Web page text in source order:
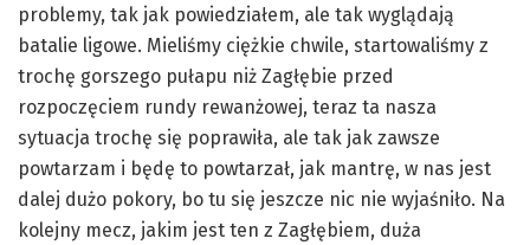
problemy, tak jak powiedziałem, ale tak wyglądają
batalie ligowe. Mieliśmy ciężkie chwile, startowaliśmy z
trochę gorszego pułapu niż Zagłębie przed
rozpoczęciem rundy rewanżowej, teraz ta nasza
sytuacja trochę się poprawiła, ale tak jak zawsze
powtarzam i będę to powtarzał, jak mantrę, w nas jest
dalej dużo pokory, bo tu się jeszcze nic nie wyjaśniło. Na
kolejny mecz, jakim jest ten z Zagłębiem, duża